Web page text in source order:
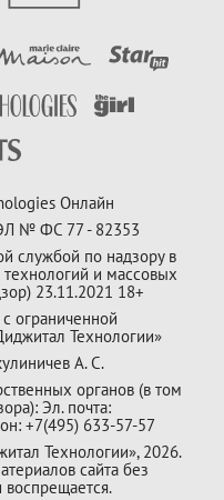
Онлайн
№ ФС 77 - 82353
службой по надзору в
и массовых
23.11.2021 18+
ограниченной
Технологии»
А. С.
органов (в том
Эл. почта:
+7(495) 633-57-57
Технологии», 2026.
сайта без